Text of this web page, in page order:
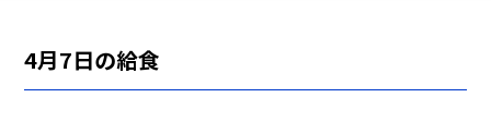
4月7日の給食